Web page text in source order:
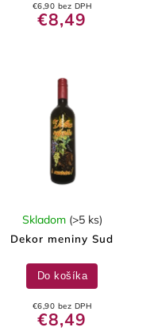
€6,90 bez DPH
€8,49
Dekor meniny Sud
Skladom (>5 ks)
€6,90 bez DPH
€8,49
Do košíka